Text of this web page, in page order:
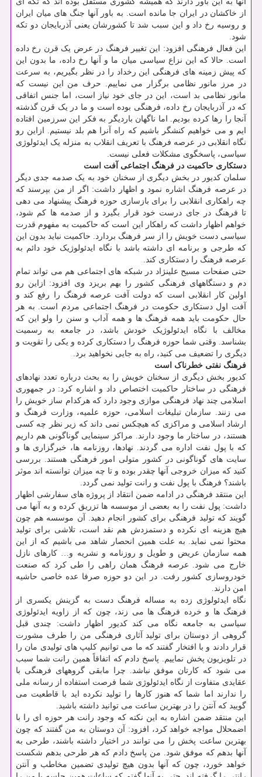
از خاکشان در ایران جا مانده است. به باور آنها جنگ های میان ایران
و روسیه رخ داد و این سبب شد تا کشورشان یعنی آذربایجان دو تکه
شود.
این فعال فرهنگی افزود: این تغییر فرهنگ در عرض یک قرن رخ داده
است. حالا که این نزاع سیاسی میان ما و آنها رخ داده، ما بدون این
که پیش زمینه های فرهنگی این رخداد را در نظر بگیریم، به سرعت
در مرز مانور نظامی برگزار می نماییم. حرف من این نیست که
مانور نظامی بد است، این در جای خود نیاز است، اما جنس اتفاقی
که در آذربایجان رخ داده، فرهنگی بوده است و ما در یک قرن گذشته
آنجا را رها کرده بودیم. اما ناگهان باردیگر به فکر این سرزمین افتاده
ایم و می خواهیم کنشگر باشیم که راه آنرا هم بلد نیستیم. ازاین رو
نگاه انقلابی در عرصه فرهنگ با تعریف انقلاب به منزله یک ایدئولوژی
سیاسی، پاسخگوی مشکلات فعلی نیست.
دستکاری حاکمیت در فرهنگ اجتماعی آفت است
سلمان کدیور در بخش دیگری از سخنان خود به یک صدمه جدی دیگر
در عرصه فرهنگ اشاره نمود و اظهار داشت: اگر از من بپرسند که
چه راهکاری انقلابی را برای بازسازی حوزه فرهنگ پیشنهاد می دهی
تا فرهنگ در جای درست خود قرار بگیرد و از صدمه ها کم شود،
خواهم اظهار داشت که راهکار این است که حاکمیت به مفهوم قدرت
سیاسی دست خویش را از سر فرهنگ بردارد. حاکمیت نباید بدون این
که طرجی و برنامه ای داشته باشد با نگاه ایدئولوژیک خود دائم به
عرصه فرهنگ را دستکاری کند.
حتی صفحات مسیح علینژاد در شبکه های اجتماعی هم می تواند تمام
دم و دستگاههای فرهنگی کشور را بهم بریزد وی افزود: ازاین رو
اولین کار انقلابی است که دولت آفت عرصه فرهنگ را رفع کند و
آفت اول دستکاری حکومت در فرهنگ اجتماعی مردم است. به هر
حال حکومت باید همه فرهنگ ها و همه آداب و سنن را ولو این که
مخالف با نگاه ایدئولوژیک خودش باشد، در جامعه به رسمیت
بشناسد. وقتی شما حوزه فرهنگ را دستکاری کرده و یکی را تقویت و
دیگری را تضعیف می کنید، راه به جایی نخواهید برد.
فرهنگ نفتی خطرناک است
کدیور بخش دیگری از سخنان خویش را به بحث درباره تعدد نهادهای
فرهنگی در ساختار حاکمیت اختصاص داد و اشاره کرد: در جمهوری
اسلامی چند نهاد فرهنگی موازی وجود دارد که هرکدام ساز خویش را
می زنند. سازمان تبلیغات اسلامی، حوزه علمیه، وزارت فرهنگ و
ارشاد اسلامی و مراکزی که هیچکس نمی داند که زیر نظر چه کسی
هستند، در ساختار ما وجود دارند. مراکز سینمایی گوناگونی هم داریم
که با پول نفت اداره می گردند. نهادها، روزنامه ها، خبرگزاری ها و
سایت های گوناگونی در کشور متولی امور فرهنگی هستند. بررسی
کنید که میزان خروجی آنها چقدر بوده و تا چه میزان توانسته اند موثر
باشند؟ فرهنگ با پول نفت و رانت تولید نمی گردد.
این منتقد فرهنگی در ادامه ضمن انتقاد از پروژه های سفارشی اظهار
داشت: پول نفت را به بعضی از موسسه ها تزریق کرده و به آنها می
گویند که تولید فرهنگی برای کشور انجام دهید. آن موسسه هم چون
هیچ هزینه ای نکرده و دستمزدش هم نقد است، تلاشی برای تولید
محتوا نمی نماید. به علت همین انحصار شاهد می باشیم که از این
همه سازمان عریض و طویل و روزنامه و نشریه و… کارهای نازل
خارج می شود. عرصه فرهنگ همان راهی را طی کرد که صنعت
خودروسازی کشور رفت. در این دو حوزه صرفا عده خاصی حاشیه
امن دارند.
نگاه ایدئولوژی زده به مساله فرهنگ دست به گزینش یکسری از
فرهنگ ها و خرده فرهنگ ها می زند، چون که از زاویه ایدئولوژی
سیاسی به جامعه نگاه می کند کدیور اظهار داشت: چندی قبل
گروهی از دوستان برای تولید آثاری فرهنگی من را طرف مشورت
قرار دادند و با افتخار گفتند که ما می توانیم کلیپ های تولیدی مان را
در تلویزیون پخش نماییم. پاسخ دادم که اتفاقاً همین رانت شما سبب
می شود که کارتان موفق نباشد. چرا مابقی گروههای فرهنگی با
عقایدی متفاوت از نگاه ایدئولوژی شما فرصت استفاده از رسانه ملی
را ندارند اما شما که هنوز کارها را تولید نکرده اید با قاطعیت می
گویید که آنتن را در بهترین ساعت می توانید داشته باشید.
این منتقد ضمن اشاره به این نکته که وجود رانت هر حوزه ای را با
اضمحلال مواجه خواهد کرد، افزود: آن دوستان به من گفتند که چون
بهترین ساعت پخش را می توانند در اختیار داشته باشند، طرحی به
آنها بدهم که موفق شود. من پاسخ دادم که هر طرحی بدهم شکست
خواهد خورد، چون که آنها بدون هیچ تولیدی تضمین مخاطب و آنتن